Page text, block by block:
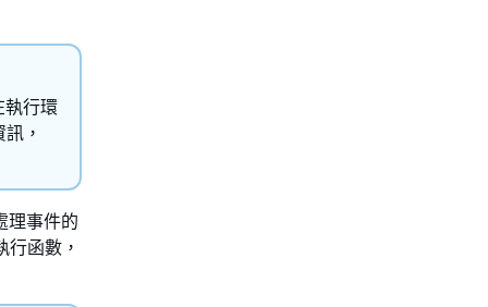
執行環
，
理事件的
函數，